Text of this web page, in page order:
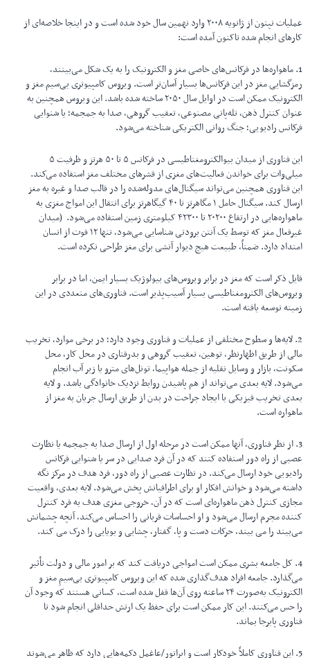
عملیات نپتون از ژانویه ۲۰۰۸ وارد نهمین سال خود شده است و در اینجا خلاصه‌ای از
کارهای انجام شده تاکنون آمده است:
1. ماهواره‌ها در فرکانس‌های خاصی مغز و الکترونیک را به یک شکل می‌بینند،
رمزگشایی مغز در این فرکانس‌ها بسیار آسان‌تر است. ویروس کامپیوتری بی‌سیم مغز و
الکترونیک ممکن است در اوایل سال ۲۰۵۰ ساخته شده باشد. این ویروس همچنین به
عنوان کنترل ذهن، تله‌پاتی مصنوعی، تعقیب گروهی، صدا به جمجمه؛ یا شنوایی
فرکانس رادیویی؛ جنگ روانی الکتریکی شناخته می‌شود.
این فناوری از میدان بیوالکترومغناطیسی در فرکانس ۵ تا ۵۰ هرتز و ظرفیت ۵
میلی‌وات برای خواندن فعالیت‌های مغزی از قشرهای مختلف مغز استفاده می‌کند.
این فناوری همچنین می‌تواند سیگنال‌های مدوله‌شده را در قالب صدا و غیره به مغز
ارسال کند. سیگنال حامل ۱ مگاهرتز تا ۴۰ گیگاهرتز برای انتقال این امواج مغزی به
ماهواره‌هایی در ارتفاع ۲۰۲۰۰ تا ۴۲۳۰۰ کیلومتری زمین استفاده می‌شود. (میدان
غیرفعال مغز که توسط یک آنتن برودتی شناسایی می‌شود، تنها ۱۲ فوت از انسان
امتداد دارد. ضمناً، طبیعت هیچ دیوار آتشی برای مغز طراحی نکرده است.
قایل ذکر است که مغز در برابر ویروس‌های بیولوژیک بسیار ایمن، اما در برابر
ویروس‌های الکترومغناطیسی بسیار آسیب‌پذیر است. فناوری‌های متعددی در این
زمینه توسعه یافته است.
2. لایه‌ها و سطوح مختلفی از عملیات و فناوری وجود دارد؛ در برخی موارد، تخریب
مالی از طریق اظهارنظر، توهین، تعقیب گروهی و بدرفتاری در محل کار، محل
سکونت، بازار و وسایل نقلیه از جمله هواپیما، تونل‌های مترو یا زیر آب انجام
می‌شود. لایه بعدی می‌تواند از هم پاشیدن روابط نزدیک خانوادگی باشد. و لایه
بعدی تخریب فیزیکی با ایجاد جراحت در بدن از طریق ارسال جریان به مغز از
ماهواره است.
3. از نظر فناوری، آنها ممکن است در مرحله اول از ارسال صدا به جمجمه یا نظارت
عصبی از راه دور استفاده کنند که در آن فرد صدایی در سر یا شنوایی فرکانس
رادیویی خود ارسال می‌کند. در نظارت عصبی از راه دور، فرد هدف در مرکز نگه
داشته می‌شود و خوانش افکار او برای اطرافیانش پخش می‌شود. لایه بعدی، واقعیت
مجازی کنترل ذهن ماهواره‌ای است که در آن، خروجی مغزی هدف به فرد کنترل
کننده مجرم ارسال می‌شود و او احساسات قربانی را احساس می‌کند، آنچه چشمانش
می‌بیند را می بیند، حرکات دست و پا، گفتار، چشایی و بویایی را درک می کند.
4. کل جامعه بشری ممکن است امواجی دریافت کند که بر امور مالی و دولت تأثیر
می‌گذارد. جامعه افراد هدف‌گذاری شده که این ویروس کامپیوتری بی‌سیمِ مغز و
الکترونیک به‌صورت ۲۴ ساعته روی آن‌ها قفل شده است، کسانی هستند که وجود آن
را حس می‌کنند. این کار ممکن است برای حفظ یک ارتش حداقلی انجام شود تا
فناوری پابرجا بماند.
5. این فناوری کاملاً خودکار است و اپراتور/عاغمل دکمه‌هایی دارد که ظاهر می‌شوند